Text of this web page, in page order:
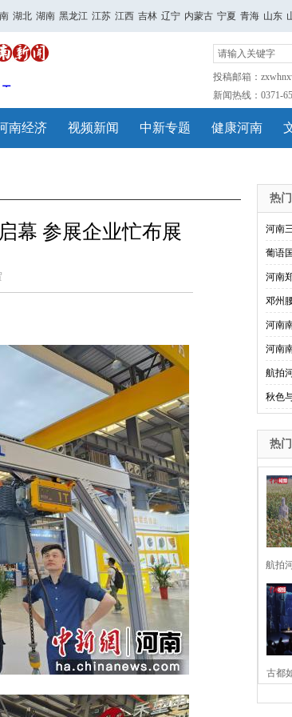
湖北 湖南 黑龙江 江苏 江西 吉林 辽宁 内蒙古 宁夏 青海 山东
投稿邮箱：
新闻热线：0371-
南经济 视频新闻 中新专题 健康河南
幕 参展企业忙布展
热
河南
葡语
河南
邓州
河南
河南
航拍
秋色
热
航拍
古都